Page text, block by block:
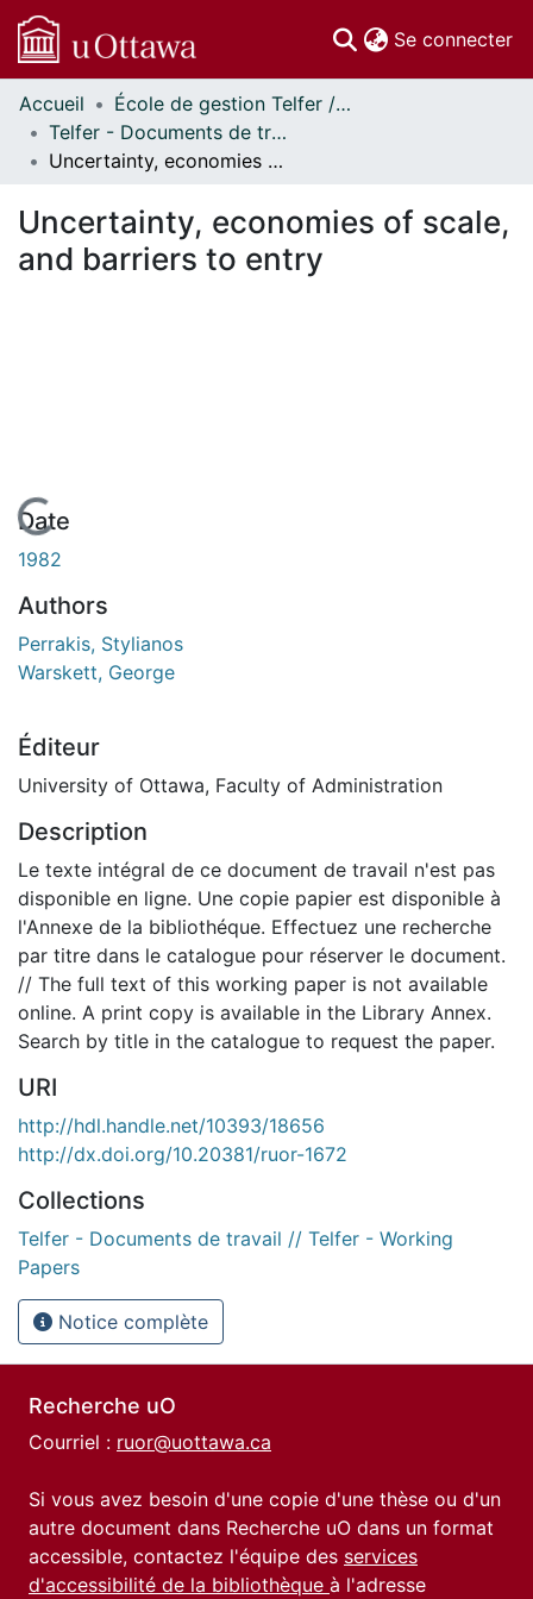
Se connecter
Communautés
et collections
Parcourir
À propos
Accueil
École de gestion Telfer // Telfer School of Management
Telfer - Documents de travail // Telfer - Working Papers
Uncertainty, economies of scale, and barriers to entry
Uncertainty, economies of scale,
and barriers to entry
En cours de chargement...
Date
1982
Authors
Perrakis, Stylianos
Warskett, George
Éditeur
University of Ottawa, Faculty of Administration
Description
Le texte intégral de ce document de travail n'est pas
disponible en ligne. Une copie papier est disponible à
l'Annexe de la bibliothéque. Effectuez une recherche
par titre dans le catalogue pour réserver le document.
// The full text of this working paper is not available
online. A print copy is available in the Library Annex.
Search by title in the catalogue to request the paper.
URI
http://hdl.handle.net/10393/18656
http://dx.doi.org/10.20381/ruor-1672
Collections
Telfer - Documents de travail // Telfer - Working
Papers
Notice complète
Recherche uO
Courriel : ruor@uottawa.ca
Si vous avez besoin d'une copie d'une thèse ou d'un
autre document dans Recherche uO dans un format
accessible, contactez l'équipe des services
d'accessibilité de la bibliothèque à l'adresse